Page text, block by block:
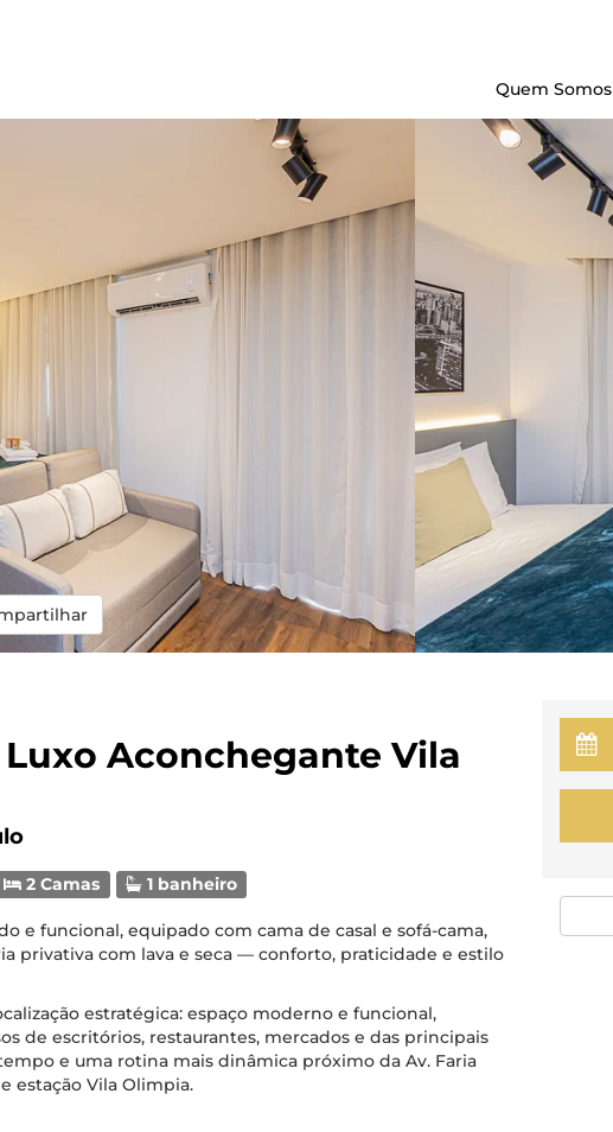
Quem Somos
Aconchegante Vila
2 Camas 1 banheiro
e funcional, equipado com cama de casal e sofá-cama,
privativa com lava e seca — conforto, praticidade e estilo
estratégica: espaço moderno e funcional,
de escritórios, restaurantes, mercados e das principais
e uma rotina mais dinâmica próximo da Av. Faria
estação Vila Olimpia.